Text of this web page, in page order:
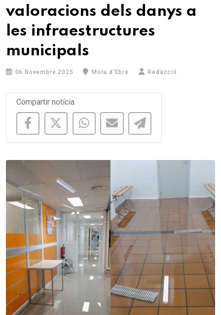
valoracions dels danys a
les infraestructures
municipals
06 Novembre 2025 Mora d'Ebre Redacció
Compartir notícia